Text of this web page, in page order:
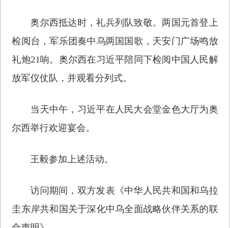
奥尔西抵达时，礼兵列队致敬。两国元首登上
检阅台，军乐团奏中乌两国国歌，天安门广场鸣放
礼炮21响。奥尔西在习近平陪同下检阅中国人民解
放军仪仗队，并观看分列式。
当天中午，习近平在人民大会堂金色大厅为奥
尔西举行欢迎宴会。
王毅参加上述活动。
访问期间，双方发表《中华人民共和国和乌拉
圭东岸共和国关于深化中乌全面战略伙伴关系的联